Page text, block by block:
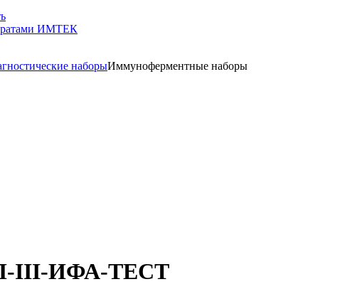
ИМТЕК
наборыИммуноферментные наборы
III-ИФА-ТЕСТ